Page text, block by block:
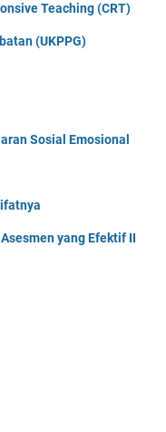
Teaching (CRT)
(UKPPG)
Sosial Emosional
yang Efektif II